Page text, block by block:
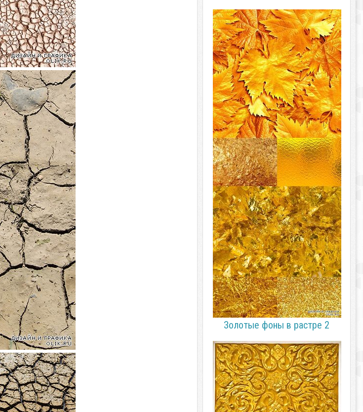
Золотые фоны в растре 2